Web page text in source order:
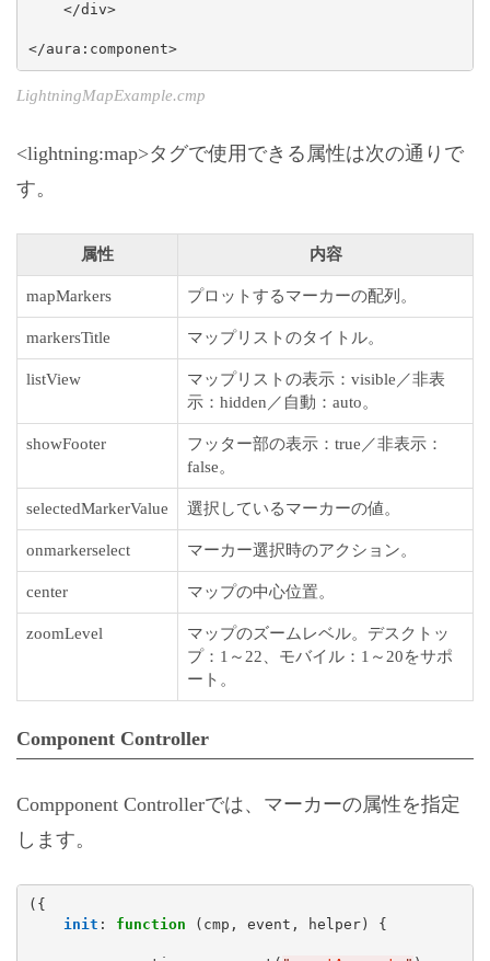
    </div>
</aura:component>
LightningMapExample.cmp
<lightning:map>タグで使用できる属性は次の通りで
す。
属性 内容
mapMarkers プロットするマーカーの配列。
markersTitle マップリストのタイトル。
listView
マップリストの表示：visible／非表
示：hidden／自動：auto。
showFooter
フッター部の表示：true／非表示：
false。
selectedMarkerValue 選択しているマーカーの値。
onmarkerselect マーカー選択時のアクション。
center マップの中心位置。
zoomLevel
マップのズームレベル。デスクトッ
プ：1～22、モバイル：1～20をサポ
ート。
Component Controller
Compponent Controllerでは、マーカーの属性を指定
します。
({
init : function (cmp, event, helper) {